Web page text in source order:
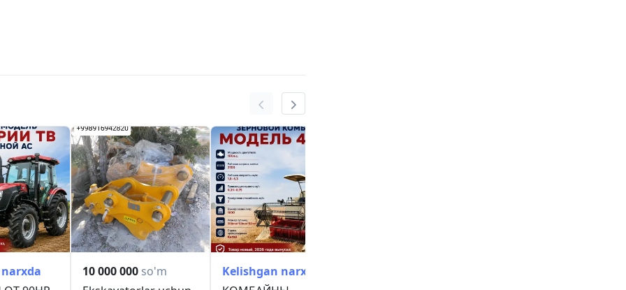
40* С до плюс 50* С
с ГОСТ 223827-2020
10 000 000 so'm
Kelishgan narxda